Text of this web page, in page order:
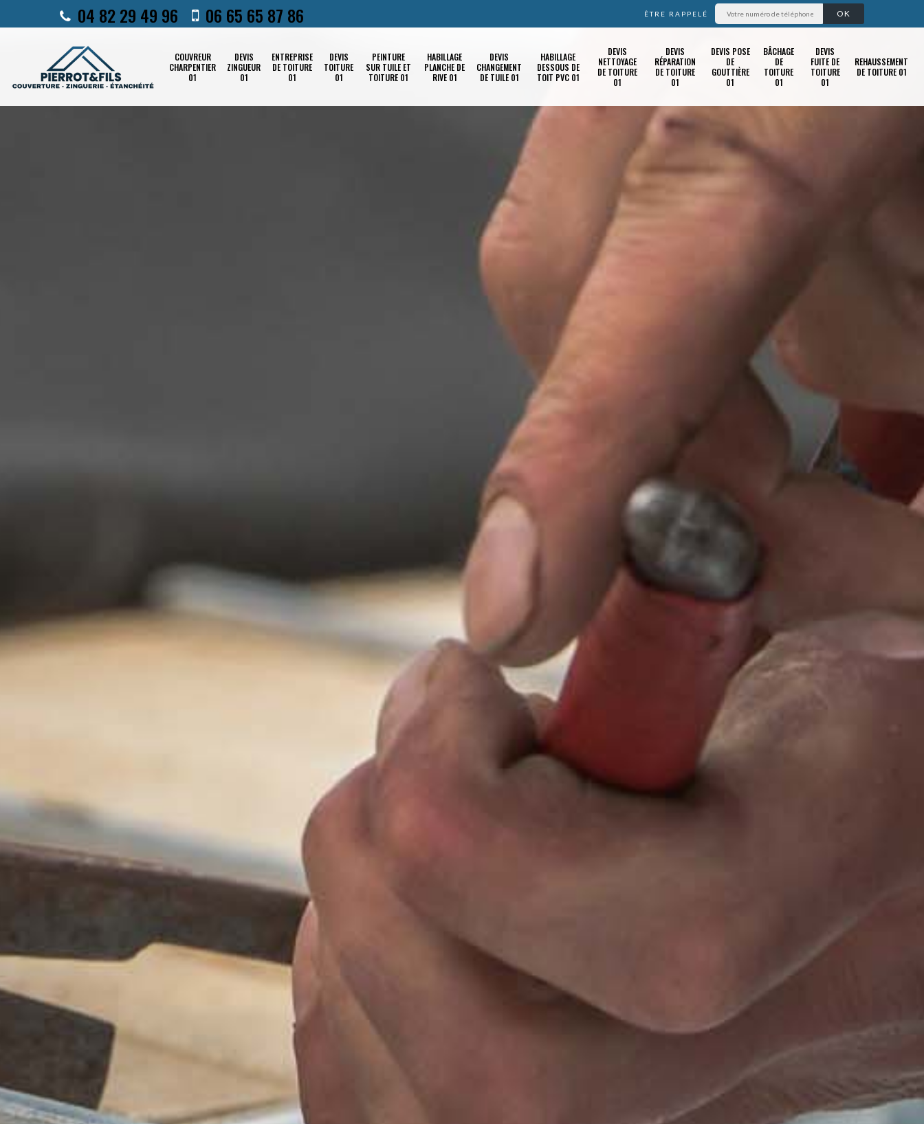
04 82 29 49 96 06 65 65 87 86 ÊTRE RAPPELÉ
COUVREUR
CHARPENTIER
01
DEVIS
ZINGUEUR
01
ENTREPRISE
DE TOITURE
01
DEVIS
TOITURE
01
PEINTURE
SUR TUILE ET
TOITURE 01
HABILLAGE
PLANCHE DE
RIVE 01
DEVIS
CHANGEMENT
DE TUILE 01
HABILLAGE
DESSOUS DE
TOIT PVC 01
DEVIS
NETTOYAGE
DE TOITURE
01
DEVIS
RÉPARATION
DE TOITURE
01
DEVIS POSE
DE
GOUTTIÈRE
01
BÂCHAGE
DE
TOITURE
01
DEVIS
FUITE DE
TOITURE
01
REHAUSSEMENT
DE TOITURE 01